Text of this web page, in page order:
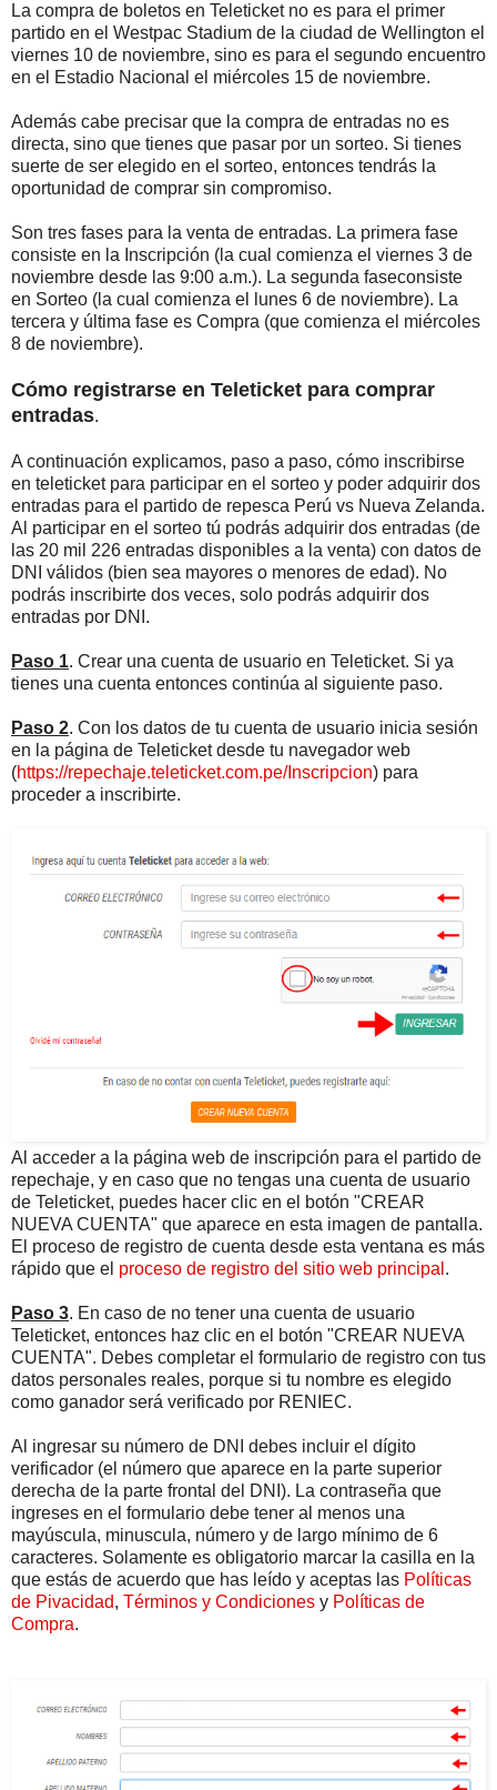
La compra de boletos en Teleticket no es para el primer
partido en el Westpac Stadium de la ciudad de Wellington el
viernes 10 de noviembre, sino es para el segundo encuentro
en el Estadio Nacional el miércoles 15 de noviembre.
Además cabe precisar que la compra de entradas no es
directa, sino que tienes que pasar por un sorteo. Si tienes
suerte de ser elegido en el sorteo, entonces tendrás la
oportunidad de comprar sin compromiso.
Son tres fases para la venta de entradas. La primera fase
consiste en la Inscripción (la cual comienza el viernes 3 de
noviembre desde las 9:00 a.m.). La segunda faseconsiste
en Sorteo (la cual comienza el lunes 6 de noviembre). La
tercera y última fase es Compra (que comienza el miércoles
8 de noviembre).
Cómo registrarse en Teleticket para comprar
entradas.
A continuación explicamos, paso a paso, cómo inscribirse
en teleticket para participar en el sorteo y poder adquirir dos
entradas para el partido de repesca Perú vs Nueva Zelanda.
Al participar en el sorteo tú podrás adquirir dos entradas (de
las 20 mil 226 entradas disponibles a la venta) con datos de
DNI válidos (bien sea mayores o menores de edad). No
podrás inscribirte dos veces, solo podrás adquirir dos
entradas por DNI.
Paso 1. Crear una cuenta de usuario en Teleticket. Si ya
tienes una cuenta entonces continúa al siguiente paso.
Paso 2. Con los datos de tu cuenta de usuario inicia sesión
en la página de Teleticket desde tu navegador web
(https://repechaje.teleticket.com.pe/Inscripcion) para
proceder a inscribirte.
Al acceder a la página web de inscripción para el partido de
repechaje, y en caso que no tengas una cuenta de usuario
de Teleticket, puedes hacer clic en el botón "CREAR
NUEVA CUENTA" que aparece en esta imagen de pantalla.
El proceso de registro de cuenta desde esta ventana es más
rápido que el proceso de registro del sitio web principal .
Paso 3. En caso de no tener una cuenta de usuario
Teleticket, entonces haz clic en el botón "CREAR NUEVA
CUENTA". Debes completar el formulario de registro con tus
datos personales reales, porque si tu nombre es elegido
como ganador será verificado por RENIEC.
Al ingresar su número de DNI debes incluir el dígito
verificador (el número que aparece en la parte superior
derecha de la parte frontal del DNI). La contraseña que
ingreses en el formulario debe tener al menos una
mayúscula, minuscula, número y de largo mínimo de 6
caracteres. Solamente es obligatorio marcar la casilla en la
que estás de acuerdo que has leído y aceptas las Políticas
de Pivacidad, Términos y Condiciones y Políticas de
Compra.